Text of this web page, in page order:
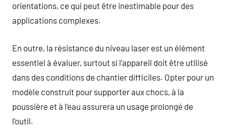
orientations, ce qui peut être inestimable pour des
applications complexes.
En outre, la résistance du niveau laser est un élément
essentiel à évaluer, surtout si l’appareil doit être utilisé
dans des conditions de chantier difficiles. Opter pour un
modèle construit pour supporter aux chocs, à la
poussière et à l’eau assurera un usage prolongé de
l’outil.